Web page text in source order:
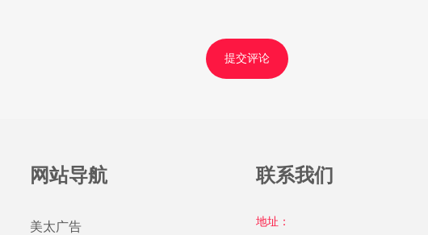
网站导航
美太广告
联系我们
地址：